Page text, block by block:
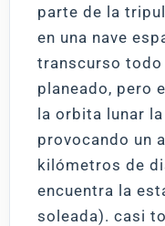
parte de la
en una nave
transcurso todo
planeado, pero
la orbita lunar
provocando un
kilómetros de
encuentra la
soleada). casi